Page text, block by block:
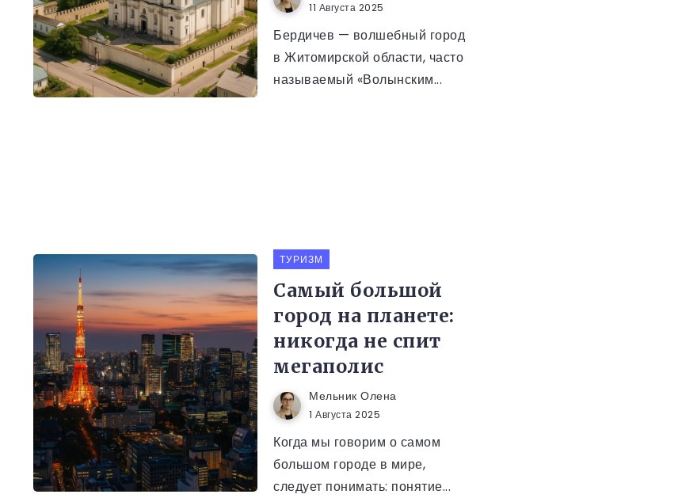
11 Августа 2025
Бердичев — волшебный город
в Житомирской области, часто
называемый «Волынским...
ТУРИЗМ
Самый большой
город на планете:
никогда не спит
мегаполис
Мельник Олена
1 Августа 2025
Когда мы говорим о самом
большом городе в мире,
следует понимать: понятие...